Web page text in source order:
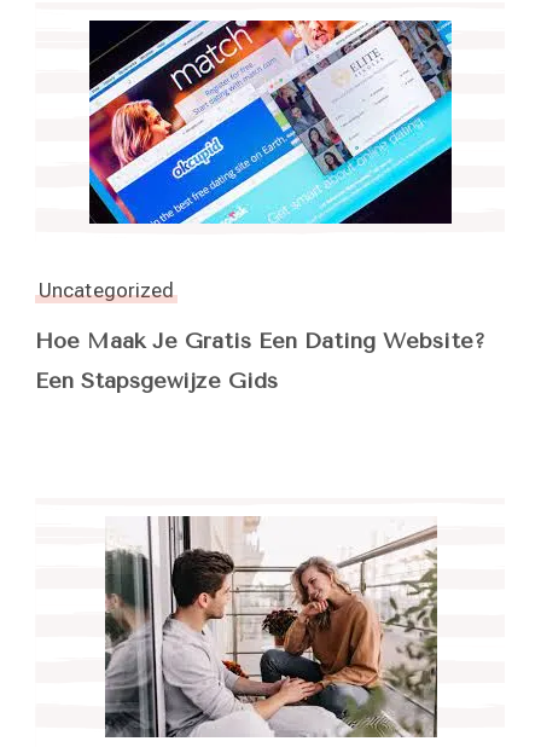
Uncategorized
Hoe Maak Je Gratis Een Dating Website?
Een Stapsgewijze Gids